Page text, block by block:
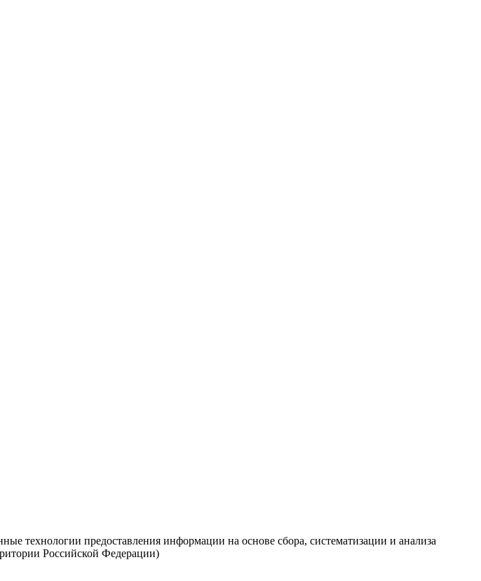
технологии предоставления информации на основе сбора, систематизации и анализа
Российской Федерации)